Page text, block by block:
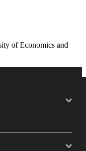
of Economics and